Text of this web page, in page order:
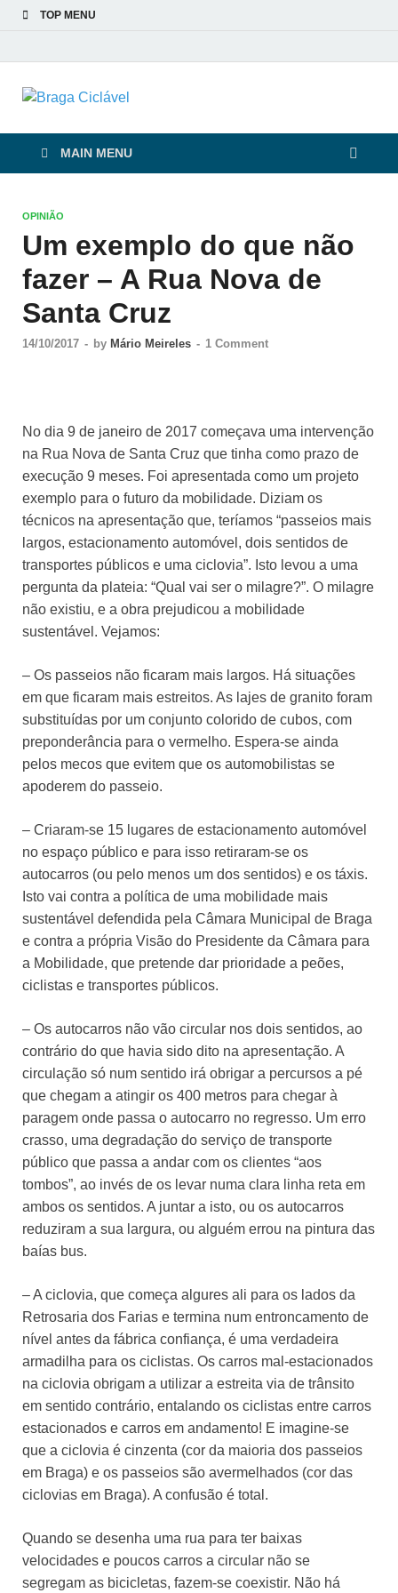
TOP MENU
Braga Ciclável
MAIN MENU
OPINIÃO
Um exemplo do que não
fazer – A Rua Nova de
Santa Cruz
14/10/2017 - by Mário Meireles - 1 Comment
No dia 9 de janeiro de 2017 começava uma intervenção
na Rua Nova de Santa Cruz que tinha como prazo de
execução 9 meses. Foi apresentada como um projeto
exemplo para o futuro da mobilidade. Diziam os
técnicos na apresentação que, teríamos “passeios mais
largos, estacionamento automóvel, dois sentidos de
transportes públicos e uma ciclovia”. Isto levou a uma
pergunta da plateia: “Qual vai ser o milagre?”. O milagre
não existiu, e a obra prejudicou a mobilidade
sustentável. Vejamos:
– Os passeios não ficaram mais largos. Há situações
em que ficaram mais estreitos. As lajes de granito foram
substituídas por um conjunto colorido de cubos, com
preponderância para o vermelho. Espera-se ainda
pelos mecos que evitem que os automobilistas se
apoderem do passeio.
– Criaram-se 15 lugares de estacionamento automóvel
no espaço público e para isso retiraram-se os
autocarros (ou pelo menos um dos sentidos) e os táxis.
Isto vai contra a política de uma mobilidade mais
sustentável defendida pela Câmara Municipal de Braga
e contra a própria Visão do Presidente da Câmara para
a Mobilidade, que pretende dar prioridade a peões,
ciclistas e transportes públicos.
– Os autocarros não vão circular nos dois sentidos, ao
contrário do que havia sido dito na apresentação. A
circulação só num sentido irá obrigar a percursos a pé
que chegam a atingir os 400 metros para chegar à
paragem onde passa o autocarro no regresso. Um erro
crasso, uma degradação do serviço de transporte
público que passa a andar com os clientes “aos
tombos”, ao invés de os levar numa clara linha reta em
ambos os sentidos. A juntar a isto, ou os autocarros
reduziram a sua largura, ou alguém errou na pintura das
baías bus.
– A ciclovia, que começa algures ali para os lados da
Retrosaria dos Farias e termina num entroncamento de
nível antes da fábrica confiança, é uma verdadeira
armadilha para os ciclistas. Os carros mal-estacionados
na ciclovia obrigam a utilizar a estreita via de trânsito
em sentido contrário, entalando os ciclistas entre carros
estacionados e carros em andamento! E imagine-se
que a ciclovia é cinzenta (cor da maioria dos passeios
em Braga) e os passeios são avermelhados (cor das
ciclovias em Braga). A confusão é total.
Quando se desenha uma rua para ter baixas
velocidades e poucos carros a circular não se
segregam as bicicletas, fazem-se coexistir. Não há